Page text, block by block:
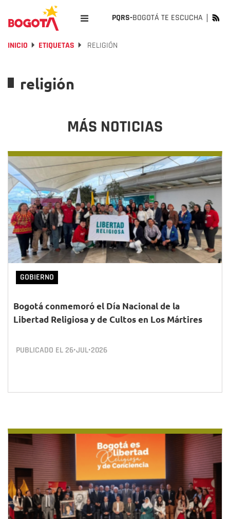
PQRS-BOGOTÁ TE ESCUCHA
INICIO ETIQUETAS RELIGIÓN
religión
MÁS NOTICIAS
GOBIERNO
Bogotá conmemoró el Día Nacional de la
Libertad Religiosa y de Cultos en Los Mártires
PUBLICADO EL 26•JUL•2026